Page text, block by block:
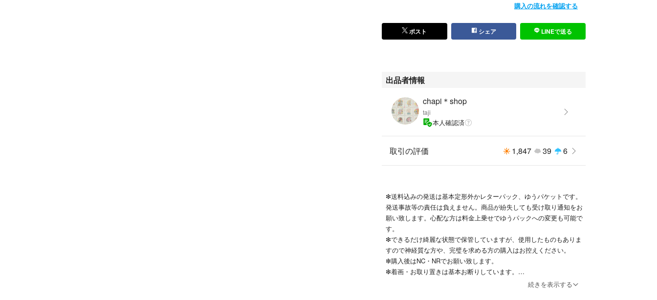
購入の流れを確認する
ポスト シェア LINEで送る
出品者情報
chapi＊shop
taji
本人確認済
取引の評価 1,847 39 6
❇︎送料込みの発送は基本定形外かレターパック、ゆうパケットです。
発送事故等の責任は負えません。商品が紛失しても受け取り通知をお
願い致します。心配な方は料金上乗せでゆうパックへの変更も可能で
す。
❇︎できるだけ綺麗な状態で保管していますが、使用したものもありま
すので神経質な方や、完璧を求める方の購入はお控えください。
❇︎購入後はNC・NRでお願い致します。
❇︎着画・お取り置きは基本お断りしています。
❇︎値下げ交渉ものにより可能です♬お気軽にコメントください☆その
続きを表示する